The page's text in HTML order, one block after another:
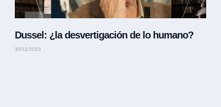
Dussel: ¿la desvertigación de lo humano?
30/11/2023